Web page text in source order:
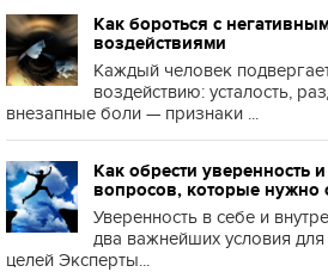
Как бороться с
воздействиями
Каждый человек
воздействию: усталость,
внезапные боли — признаки ...
Как обрести уверенность
вопросов, которые нужно
Уверенность в себе и
два важнейших условия для
целей Эксперты...